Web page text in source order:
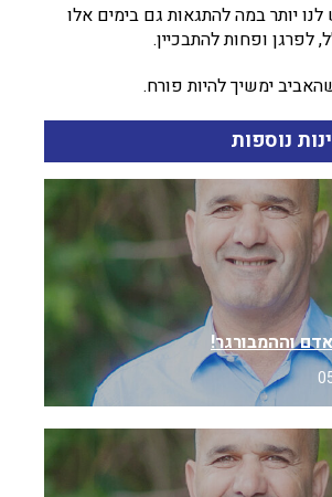
לנו יותר במה להתגאות גם בימים אלו
לפרגן ופחות להתבכיין.
ימשיך להיות פורח.
נוספות
וההמבורגר!